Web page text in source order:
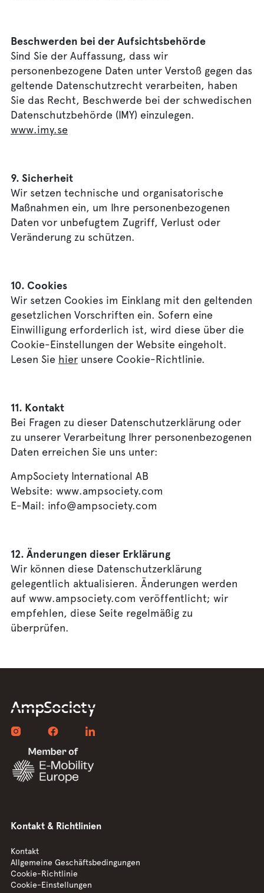
Beschwerden bei der Aufsichtsbehörde
Sind Sie der Auffassung, dass wir
personenbezogene Daten unter Verstoß gegen das
geltende Datenschutzrecht verarbeiten, haben
Sie das Recht, Beschwerde bei der schwedischen
Datenschutzbehörde (IMY) einzulegen.
www.imy.se
9. Sicherheit
Wir setzen technische und organisatorische
Maßnahmen ein, um Ihre personenbezogenen
Daten vor unbefugtem Zugriff, Verlust oder
Veränderung zu schützen.
10. Cookies
Wir setzen Cookies im Einklang mit den geltenden
gesetzlichen Vorschriften ein. Sofern eine
Einwilligung erforderlich ist, wird diese über die
Cookie-Einstellungen der Website eingeholt.
Lesen Sie hier unsere Cookie-Richtlinie.
11. Kontakt
Bei Fragen zu dieser Datenschutzerklärung oder
zu unserer Verarbeitung Ihrer personenbezogenen
Daten erreichen Sie uns unter:
AmpSociety International AB
Website: www.ampsociety.com
E-Mail: info@ampsociety.com
12. Änderungen dieser Erklärung
Wir können diese Datenschutzerklärung
gelegentlich aktualisieren. Änderungen werden
auf www.ampsociety.com veröffentlicht; wir
empfehlen, diese Seite regelmäßig zu
überprüfen.
Kontakt & Richtlinien
Kontakt
Allgemeine Geschäftsbedingungen
Cookie-Richtlinie
Cookie-Einstellungen